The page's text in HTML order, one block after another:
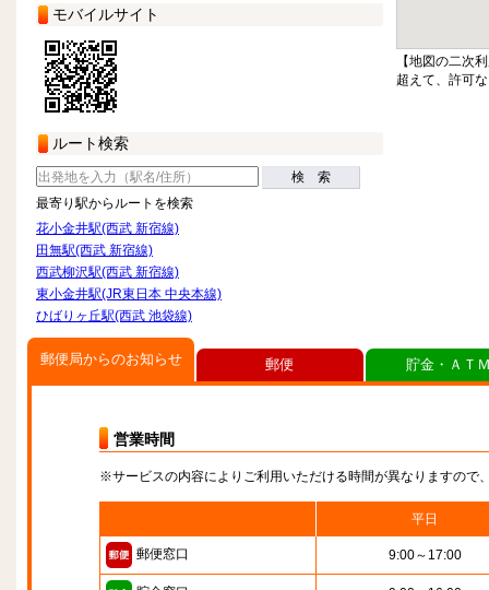
モバイルサイト
ルート検索
検 索
最寄り駅からルートを検索
花小金井駅(西武 新宿線)
田無駅(西武 新宿線)
西武柳沢駅(西武 新宿線)
東小金井駅(JR東日本 中央本線)
ひばりヶ丘駅(西武 池袋線)
【地図の二次
超えて、許可
郵便局からのお知らせ
営業時間
※サービスの内容によりご利用いただける時間が異なりますので
平日
郵便窓口 9:00～17:00
郵便 貯金・ＡＴ